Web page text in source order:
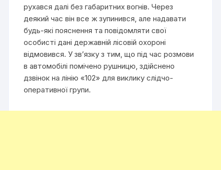
рухався далі без габаритних вогнів. Через
деякий час він все ж зупинився, але надавати
будь-які пояснення та повідомляти свої
особисті дані державній лісовій охороні
відмовився. У зв’язку з тим, що під час розмови
в автомобілі помічено рушницю, здійснено
дзвінок на лінію «102» для виклику слідчо-
оперативної групи.